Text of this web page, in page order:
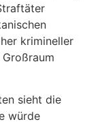
krimineller
sieht die
würde